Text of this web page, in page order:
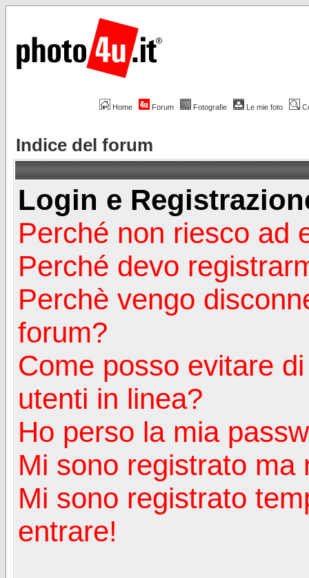
Home Forum Fotografie Le mie foto
Indice del forum
Login e
Perché non riesco ad
Perché devo
Perchè vengo
forum?
Come posso evitare
utenti in linea?
Ho perso la mia
Mi sono registrato ma
Mi sono registrato
entrare!